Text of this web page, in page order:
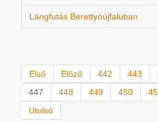
Lángfutás Berettyóújfaluban
Első Előző 442 443
447
448 449 450
Utolsó